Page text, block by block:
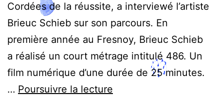
Cordées de la réussite, a interviewé l’artiste
Brieuc Schieb sur son parcours. En
première année au Fresnoy, Brieuc Schieb
a réalisé un court métrage intitulé 486. Un
film numérique d’une durée de 25 minutes.
… Poursuivre la lecture